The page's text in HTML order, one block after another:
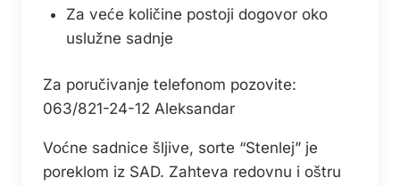
Za veće količine postoji dogovor oko
uslužne sadnje
Za poručivanje telefonom pozovite:
063/821-24-12 Aleksandar
Voćne sadnice šljive, sorte “Stenlej” je
poreklom iz SAD. Zahteva redovnu i oštru